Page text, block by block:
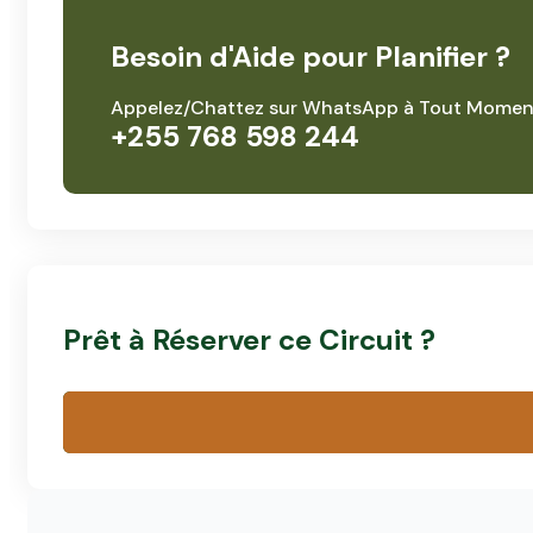
Besoin d'Aide pour Planifier ?
Appelez/Chattez sur WhatsApp à Tout
+255 768 598 244
Prêt à Réserver ce Circuit ?